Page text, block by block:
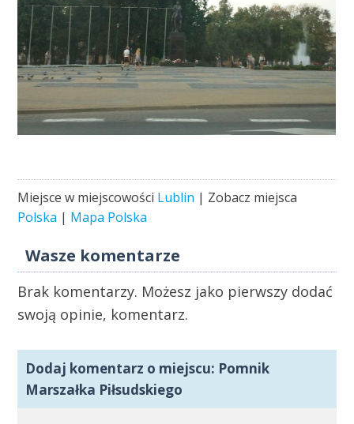
Miejsce w miejscowości Lublin | Zobacz miejsca
Polska | Mapa Polska
Wasze komentarze
Brak komentarzy. Możesz jako pierwszy dodać
swoją opinie, komentarz.
Dodaj komentarz o miejscu: Pomnik
Marszałka Piłsudskiego